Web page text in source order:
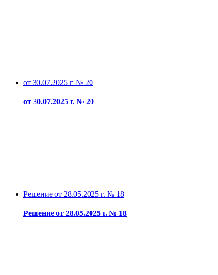
от 30.07.2025 г. № 20
от 30.07.2025 г. № 20
Решение от 28.05.2025 г. № 18
Решение от 28.05.2025 г. № 18